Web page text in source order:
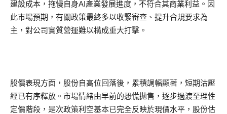
建設成本，拖慢自身AI產業發展進度，不符合其商業利益。因
此市場預期，有關政策最終多以收緊審查、提升合規要求為
主，對公司實質營運難以構成重大打擊。
股價表現方面，股份自高位回落後，累積調幅顯著，短期沽壓
經已有序釋放。市場情緒由早前的恐慌拋售，逐步過渡至理性
定價階段，是次政策利空基本已完全反映於現價水平，股份估